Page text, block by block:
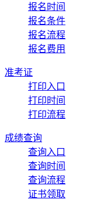
报名时间
报名条件
报名流程
报名费用
准考证
打印入口
打印时间
打印流程
成绩查询
查询入口
查询时间
查询流程
证书领取